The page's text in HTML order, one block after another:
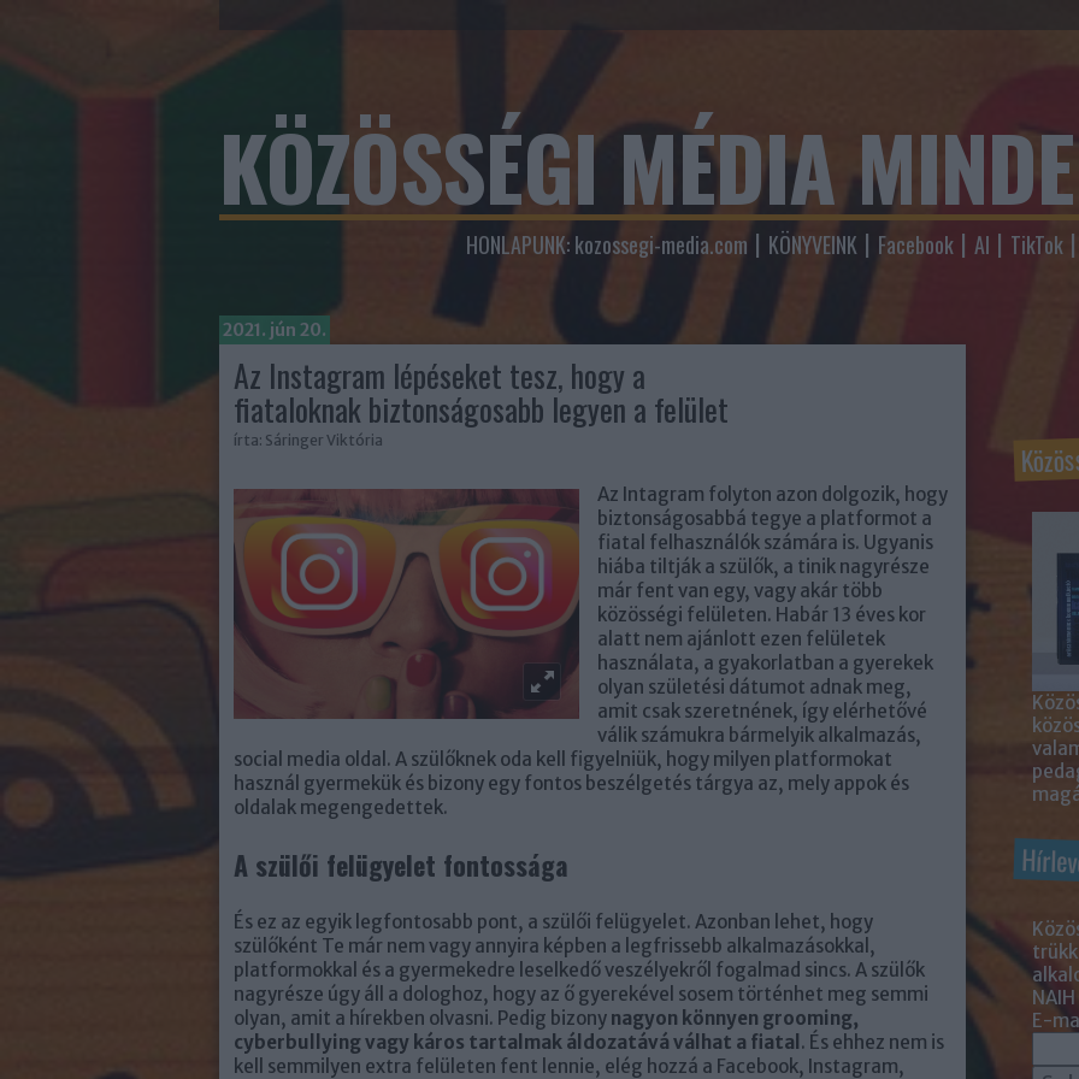
KÖZÖSSÉGI MÉDIA
HONLAPUNK: kozossegi-media.com KÖNYVEINK Facebook AI TikTok
2021. jún 20.
Az Instagram lépéseket tesz, hogy a
fiataloknak biztonságosabb legyen a felület
írta: Sáringer Viktória
Az Intagram folyton azon dolgozik, hogy
biztonságosabbá tegye a platformot a
fiatal felhasználók számára is. Ugyanis
hiába tiltják a szülők, a tinik nagyrésze
már fent van egy, vagy akár több
közösségi felületen. Habár 13 éves kor
alatt nem ajánlott ezen felületek
használata, a gyakorlatban a gyerekek
olyan születési dátumot adnak meg,
amit csak szeretnének, így elérhetővé
válik számukra bármelyik alkalmazás,
social media oldal. A szülőknek oda kell figyelniük, hogy milyen platformokat
használ gyermekük és bizony egy fontos beszélgetés tárgya az, mely appok és
oldalak megengedettek.
A szülői felügyelet fontossága
És ez az egyik legfontosabb pont, a szülői felügyelet. Azonban lehet, hogy
szülőként Te már nem vagy annyira képben a legfrissebb alkalmazásokkal,
platformokkal és a gyermekedre leselkedő veszélyekről fogalmad sincs. A szülők
nagyrésze úgy áll a dologhoz, hogy az ő gyerekével sosem történhet meg semmi
olyan, amit a hírekben olvasni. Pedig bizony nagyon könnyen grooming,
cyberbullying vagy káros tartalmak áldozatává válhat a fiatal . És ehhez nem is
kell semmilyen extra felületen fent lennie, elég hozzá a Facebook, Instagram,
E-